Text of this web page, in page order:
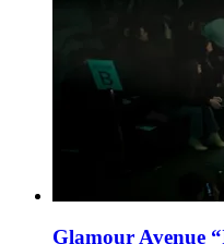
Glamour Avenue